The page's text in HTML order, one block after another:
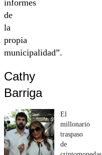
informes
de
la
propia
municipalidad”.
Cathy
Barriga
El
millonario
traspaso
de